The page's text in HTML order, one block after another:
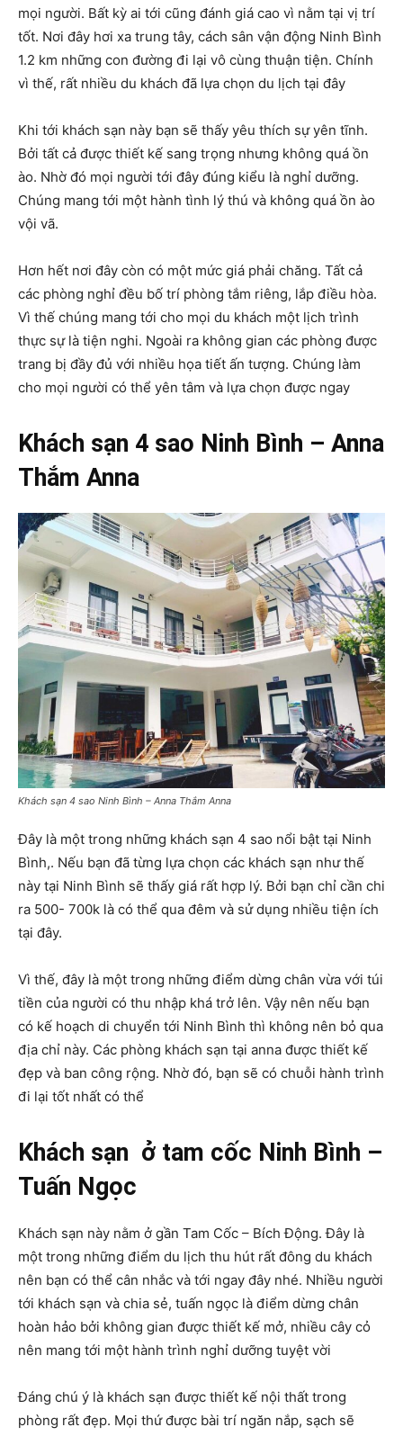
mọi người. Bất kỳ ai tới cũng đánh giá cao vì nằm tại vị trí
tốt. Nơi đây hơi xa trung tây, cách sân vận động Ninh Bình
1.2 km những con đường đi lại vô cùng thuận tiện. Chính
vì thế, rất nhiều du khách đã lựa chọn du lịch tại đây
Khi tới khách sạn này bạn sẽ thấy yêu thích sự yên tĩnh.
Bởi tất cả được thiết kế sang trọng nhưng không quá ồn
ào. Nhờ đó mọi người tới đây đúng kiểu là nghỉ dưỡng.
Chúng mang tới một hành tình lý thú và không quá ồn ào
vội vã.
Hơn hết nơi đây còn có một mức giá phải chăng. Tất cả
các phòng nghỉ đều bố trí phòng tắm riêng, lắp điều hòa.
Vì thế chúng mang tới cho mọi du khách một lịch trình
thực sự là tiện nghi. Ngoài ra không gian các phòng được
trang bị đầy đủ với nhiều họa tiết ấn tượng. Chúng làm
cho mọi người có thể yên tâm và lựa chọn được ngay
Khách sạn 4 sao Ninh Bình – Anna
Thắm Anna
Khách sạn 4 sao Ninh Bình – Anna Thắm Anna
Đây là một trong những khách sạn 4 sao nổi bật tại Ninh
Bình,. Nếu bạn đã từng lựa chọn các khách sạn như thế
này tại Ninh Bình sẽ thấy giá rất hợp lý. Bởi bạn chỉ cần chi
ra 500- 700k là có thể qua đêm và sử dụng nhiều tiện ích
tại đây.
Vì thế, đây là một trong những điểm dừng chân vừa với túi
tiền của người có thu nhập khá trở lên. Vậy nên nếu bạn
có kế hoạch di chuyển tới Ninh Bình thì không nên bỏ qua
địa chỉ này. Các phòng khách sạn tại anna được thiết kế
đẹp và ban công rộng. Nhờ đó, bạn sẽ có chuỗi hành trình
đi lại tốt nhất có thể
Khách sạn ở tam cốc Ninh Bình –
Tuấn Ngọc
Khách sạn này nằm ở gần Tam Cốc – Bích Động. Đây là
một trong những điểm du lịch thu hút rất đông du khách
nên bạn có thể cân nhắc và tới ngay đây nhé. Nhiều người
tới khách sạn và chia sẻ, tuấn ngọc là điểm dừng chân
hoàn hảo bởi không gian được thiết kế mở, nhiều cây cỏ
nên mang tới một hành trình nghỉ dưỡng tuyệt vời
Đáng chú ý là khách sạn được thiết kế nội thất trong
phòng rất đẹp. Mọi thứ được bài trí ngăn nắp, sạch sẽ